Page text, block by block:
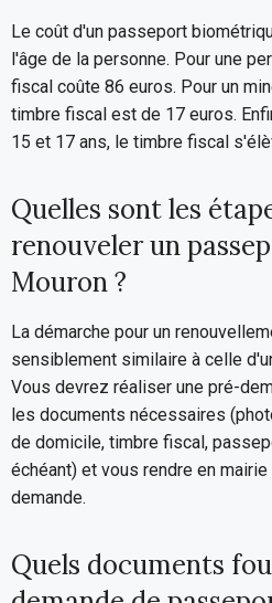
Le coût d'un passeport
l'âge de la personne. Pour une
fiscal coûte 86 euros. Pour un
timbre fiscal est de 17 euros.
15 et 17 ans, le timbre fiscal
Quelles sont les
renouveler un
Mouron ?
La démarche pour un
sensiblement similaire à celle
Vous devrez réaliser une pré-
les documents nécessaires
de domicile, timbre fiscal,
échéant) et vous rendre en
demande.
Quels documents